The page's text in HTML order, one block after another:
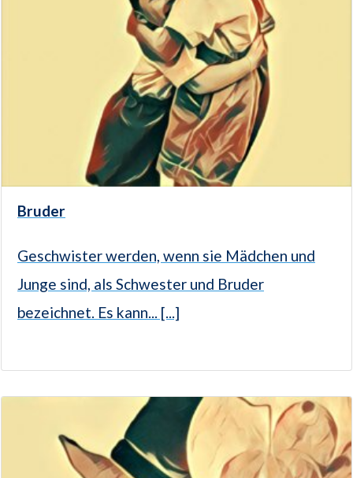
Bruder
Geschwister werden, wenn sie Mädchen und
Junge sind, als Schwester und Bruder
bezeichnet. Es kann... [...]